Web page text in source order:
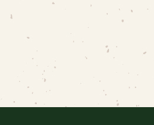
POMMES DE TERRE